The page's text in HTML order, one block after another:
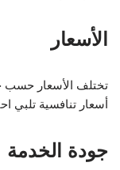
الأسعار
تختلف الأسعار حسب
أسعار تنافسية تلبي
جودة الخدمة